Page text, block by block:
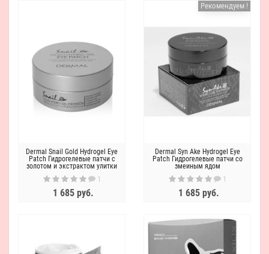
Dermal Snail Gold Hydrogel Eye
Patch Гидрогелевые патчи с
золотом и экстрактом улитки
1
1 685 руб.
Рекомендуем !
Dermal Syn Ake Hydrogel Eye
Patch Гидрогелевые патчи со
змеиным ядом
1
1 685 руб.